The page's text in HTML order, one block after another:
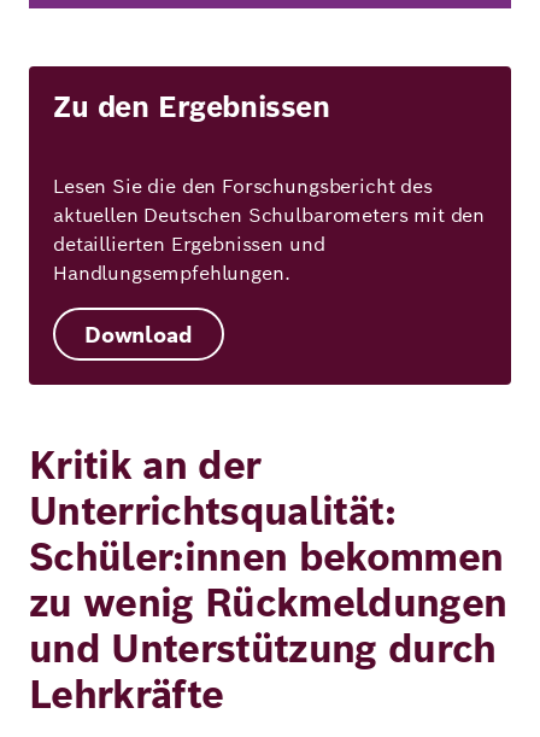
Zu den Ergebnissen
Lesen Sie die den Forschungsbericht des
aktuellen Deutschen Schulbarometers mit den
detaillierten Ergebnissen und
Handlungsempfehlungen.
Download
Kritik an der
Unterrichtsqualität:
Schüler:innen bekommen
zu wenig Rückmeldungen
und Unterstützung durch
Lehrkräfte